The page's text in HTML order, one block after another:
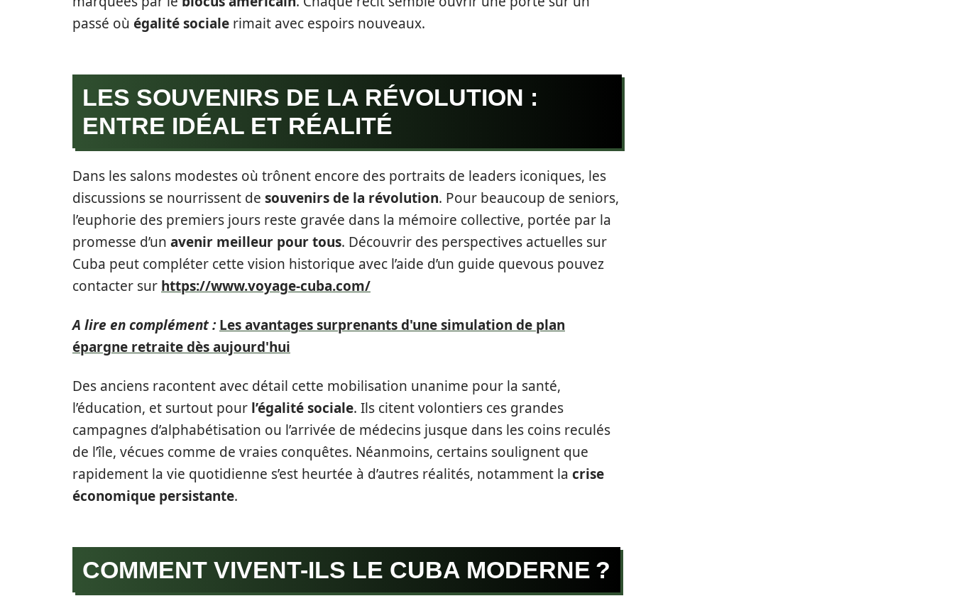
passé où égalité sociale rimait avec espoirs nouveaux.
LES SOUVENIRS DE LA RÉVOLUTION :
ENTRE IDÉAL ET RÉALITÉ
Dans les salons modestes où trônent encore des portraits de leaders iconiques, les
discussions se nourrissent de souvenirs de la révolution. Pour beaucoup de seniors,
l’euphorie des premiers jours reste gravée dans la mémoire collective, portée par la
promesse d’un avenir meilleur pour tous. Découvrir des perspectives actuelles sur
Cuba peut compléter cette vision historique avec l’aide d’un guide quevous pouvez
contacter sur https://www.voyage-cuba.com/
A lire en complément : Les avantages surprenants d'une simulation de plan
épargne retraite dès aujourd'hui
Des anciens racontent avec détail cette mobilisation unanime pour la santé,
l’éducation, et surtout pour l’égalité sociale. Ils citent volontiers ces grandes
campagnes d’alphabétisation ou l’arrivée de médecins jusque dans les coins reculés
de l’île, vécues comme de vraies conquêtes. Néanmoins, certains soulignent que
rapidement la vie quotidienne s’est heurtée à d’autres réalités, notamment la crise
économique persistante.
COMMENT VIVENT-ILS LE CUBA MODERNE ?